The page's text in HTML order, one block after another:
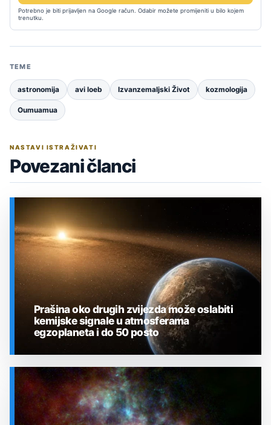
Potrebno je biti prijavljen na Google račun. Odabir možete promijeniti u bilo kojem
trenutku.
TEME
astronomija avi loeb Izvanzemaljski Život kozmologija
Oumuamua
NASTAVI ISTRAŽIVATI
Povezani članci
SVEMIR
Prašina oko drugih zvijezda može oslabiti
kemijske signale u atmosferama
egzoplaneta i do 50 posto